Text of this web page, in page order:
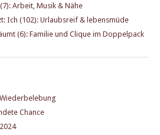
Arbeit, Musik & Nähe
Ich (102): Urlaubsreif & lebensmüde
(6): Familie und Clique im Doppelpack
Chance